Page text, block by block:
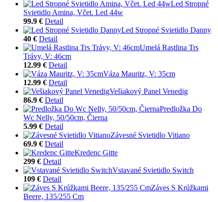
Led Stropné
Svietidlo Amina, Včet. Led 44w
99.9 € Detail
Led Stropné Svietidlo Danny
40 € Detail
Umelá Rastlina Trs
Trávy, V: 46cm
12.99 € Detail
Váza Mauritz, V: 35cm
12.99 € Detail
Vešiakový Panel Venedig
86.9 € Detail
Predložka Do
Wc Nelly, 50/50cm, Čierna
5.99 € Detail
Závesné Svietidlo Vitiano
69.9 € Detail
Kredenc Gitte
299 € Detail
Vstavané Svietidlo Switch
109 € Detail
Záves S Krúžkami
Beere, 135/255 Cm